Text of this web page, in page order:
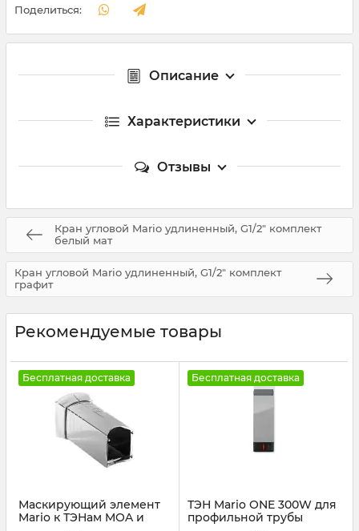
Поделиться:
Описание
Характеристики
Отзывы
Кран угловой Mario удлиненный, G1/2" комплект
белый мат
Кран угловой Mario удлиненный, G1/2" комплект
графит
Рекомендуемые товары
Бесплатная доставка
Маскирующий элемент
Mario к ТЭНам MOA и
Бесплатная доставка
ТЭН Mario ONE 300W для
профильной трубы